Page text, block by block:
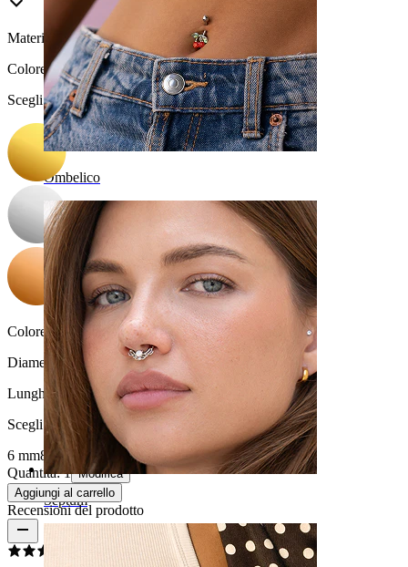
Ombelico
Septum
Materiale:Acciaio chirurgico / Ottone
Colore:
Scegli Colore
Colore della pietra: Trasparente
Diametro del filo:
1,2 mm
Lunghezza:
Scegli Lunghezza
6 mm8 mm
Quantità: 1 Modifica
Aggiungi al carrello
Recensioni del prodotto